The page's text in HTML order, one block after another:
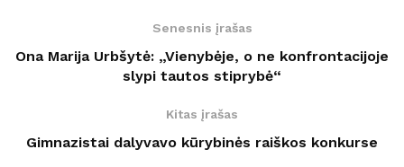
Senesnis įrašas
Ona Marija Urbšytė: „Vienybėje, o ne konfrontacijoje
slypi tautos stiprybė“
Kitas įrašas
Gimnazistai dalyvavo kūrybinės raiškos konkurse